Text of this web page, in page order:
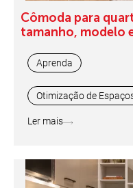
Cômoda para
tamanho, modelo
Aprenda
Otimização de
Ler mais